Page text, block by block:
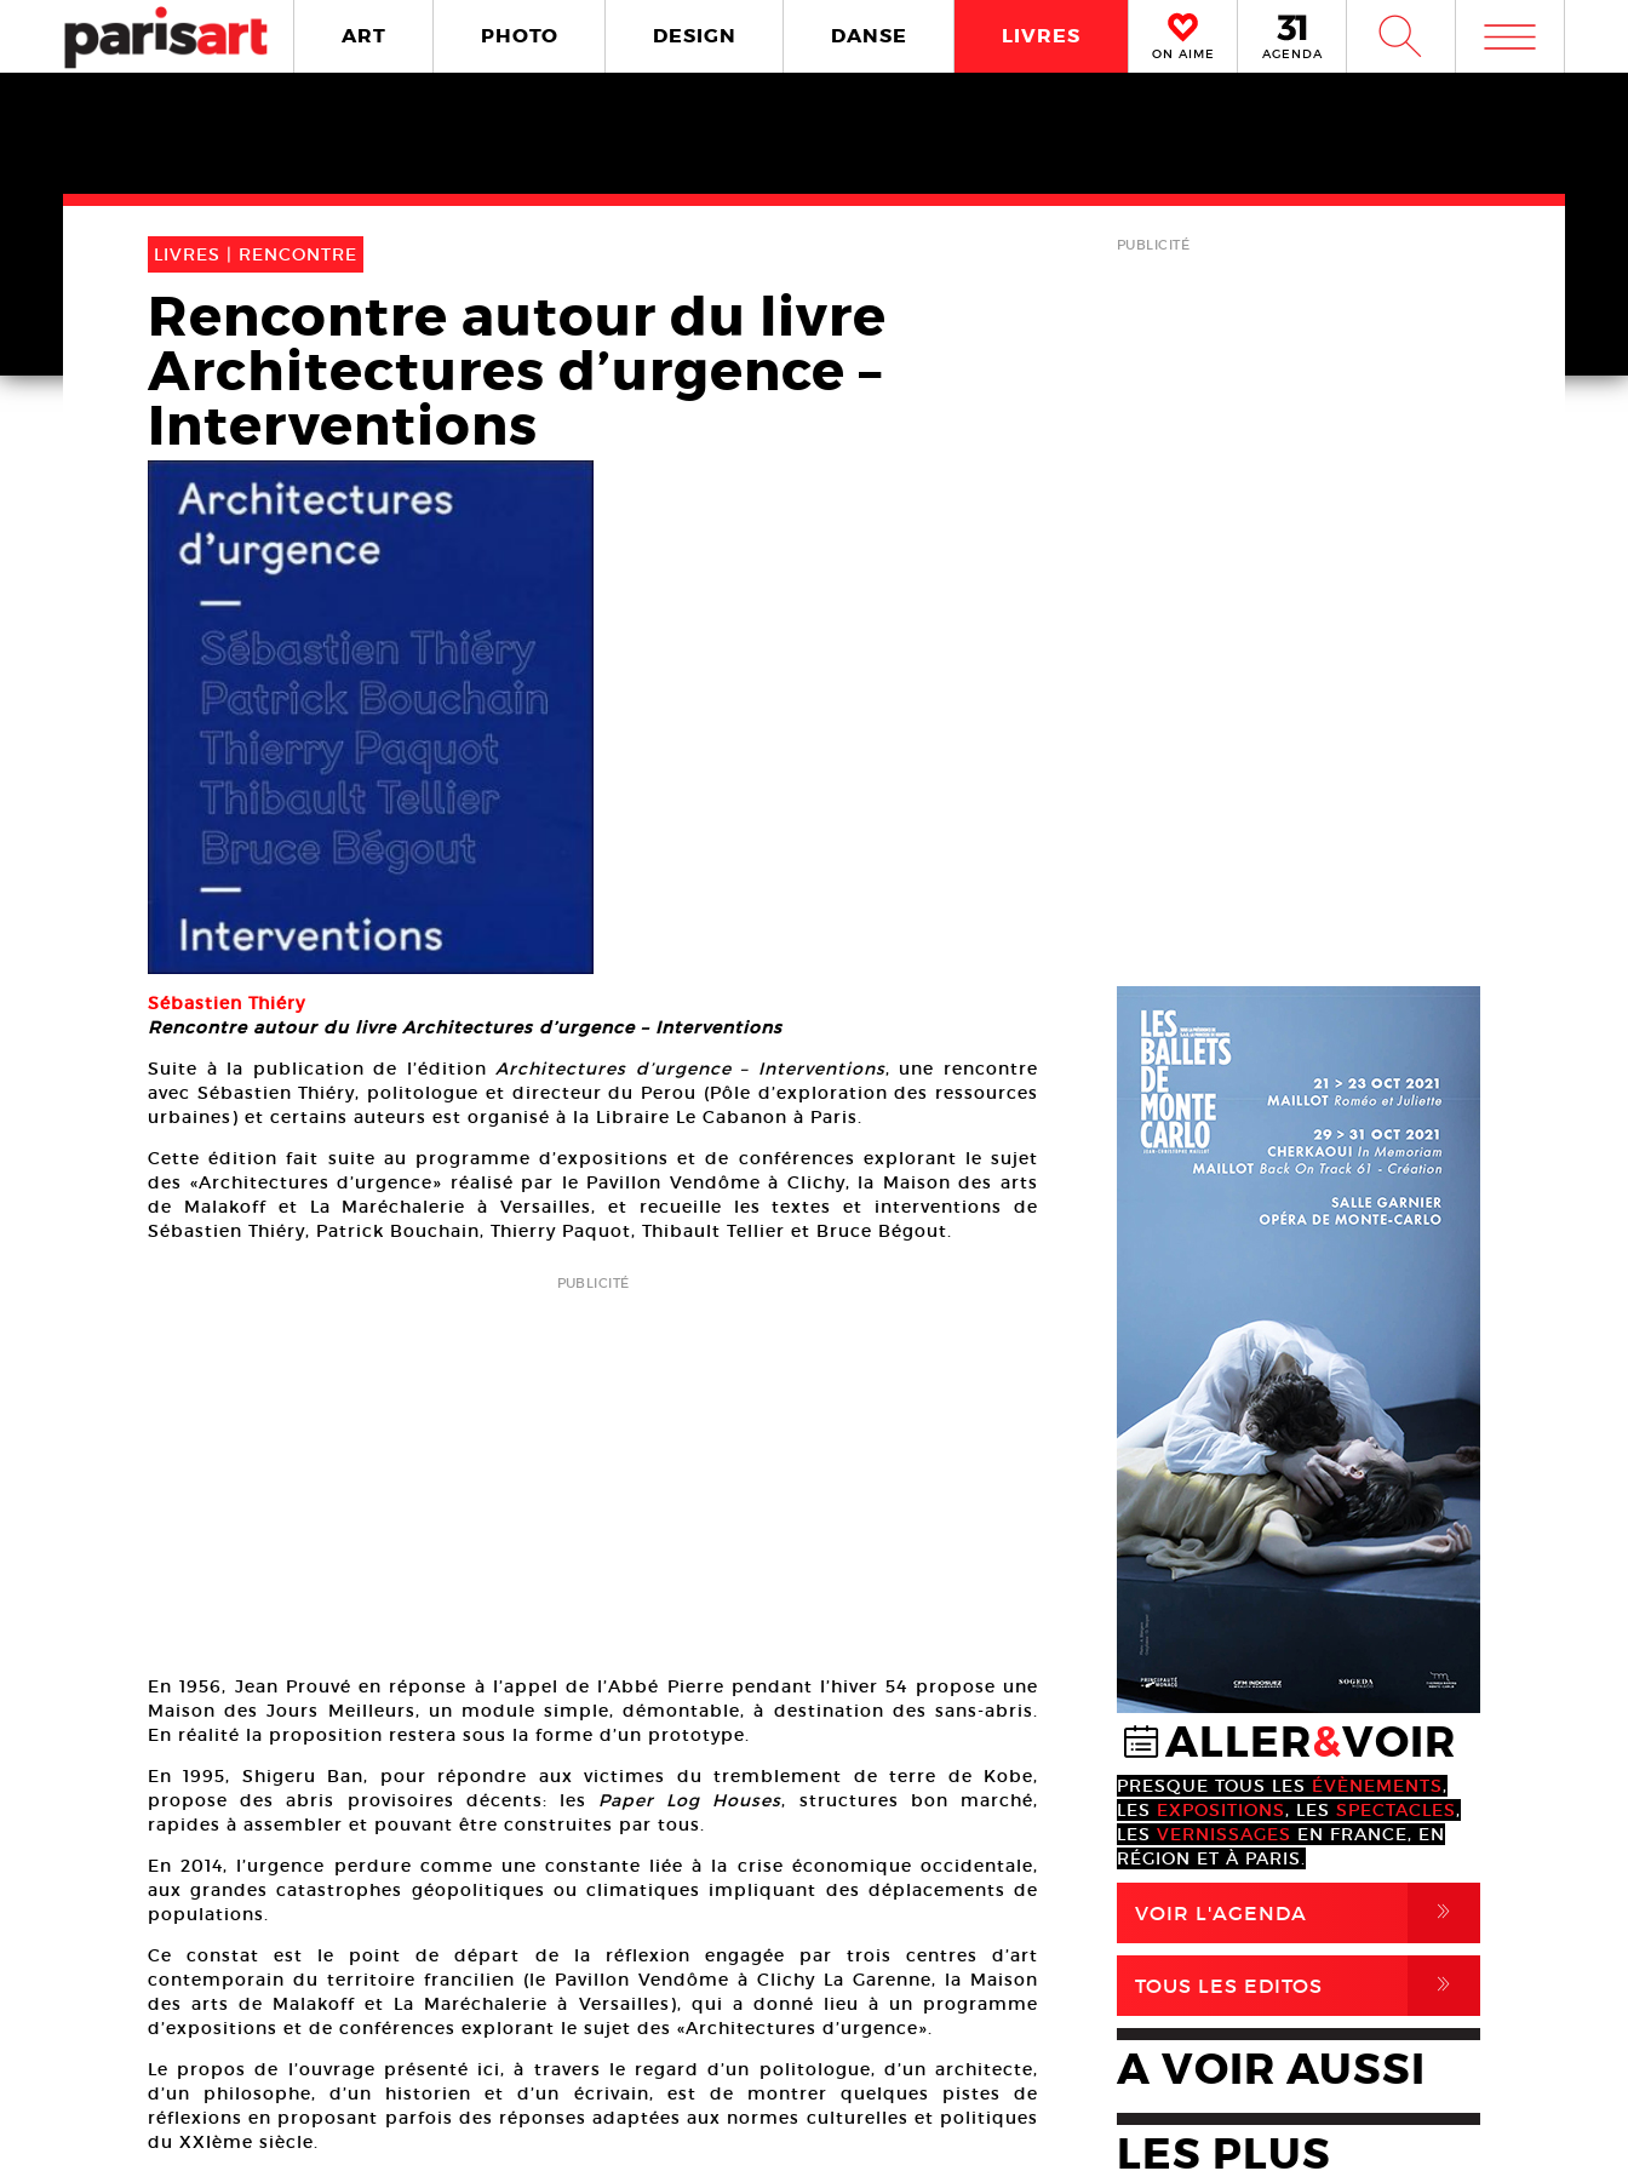
ART PHOTO DESIGN DANSE LIVRES
ON AIME AGENDA W m
LIVRES | RENCONTRE
Rencontre autour du livre
Architectures d’urgence –
Interventions
Sébastien Thiéry
Rencontre autour du livre Architectures d’urgence – Interventions
Suite à la publication de l’éditionArchitectures d’urgence – Interventions, une rencontre
avec Sébastien Thiéry, politologue et directeur du Perou (Pôle d’exploration des ressources
urbaines) et certains auteurs est organisé à la Libraire Le Cabanon à Paris.
Cette édition fait suite au programme d’expositions et de conférences explorant le sujet
des «Architectures d’urgence» réalisé par le Pavillon Vendôme à Clichy, la Maison des arts
de Malakoff et La Maréchalerie à Versailles, et recueille les textes et interventions de
Sébastien Thiéry, Patrick Bouchain, Thierry Paquot, Thibault Tellier et Bruce Bégout.
PUBLICITÉ
En 1956, Jean Prouvé en réponse à l’appel de l’Abbé Pierre pendant l’hiver 54 propose une
Maison des Jours Meilleurs, un module simple, démontable, à destination des sans-abris.
En réalité la proposition restera sous la forme d’un prototype.
En 1995, Shigeru Ban, pour répondre aux victimes du tremblement de terre de Kobe,
propose des abris provisoires décents: les Paper Log Houses, structures bon marché,
rapides à assembler et pouvant être construites par tous.
En 2014, l’urgence perdure comme une constante liée à la crise économique occidentale,
aux grandes catastrophes géopolitiques ou climatiques impliquant des déplacements de
populations.
Ce constat est le point de départ de la réflexion engagée par trois centres d’art
contemporain du territoire francilien (le Pavillon Vendôme à Clichy La Garenne, la Maison
des arts de Malakoff et La Maréchalerie à Versailles), qui a donné lieu à un programme
d’expositions et de conférences explorant le sujet des «Architectures d’urgence».
Le propos de l’ouvrage présenté ici, à travers le regard d’un politologue, d’un architecte,
d’un philosophe, d’un historien et d’un écrivain, est de montrer quelques pistes de
réflexions en proposant parfois des réponses adaptées aux normes culturelles et politiques
du XXIème siècle.
PUBLICITÉ
@ALLER&VOIR
PRESQUE TOUS LES ÉVÈNEMENTS,
LES EXPOSITIONS, LES SPECTACLES,
LES VERNISSAGES EN FRANCE, EN
RÉGION ET À PARIS.
VOIR L'AGENDA ,
TOUS LES EDITOS ,
A VOIR AUSSI
LES PLUS